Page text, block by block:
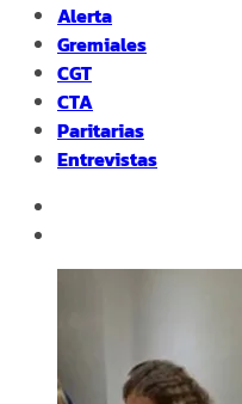
Alerta
Gremiales
CGT
CTA
Paritarias
Entrevistas